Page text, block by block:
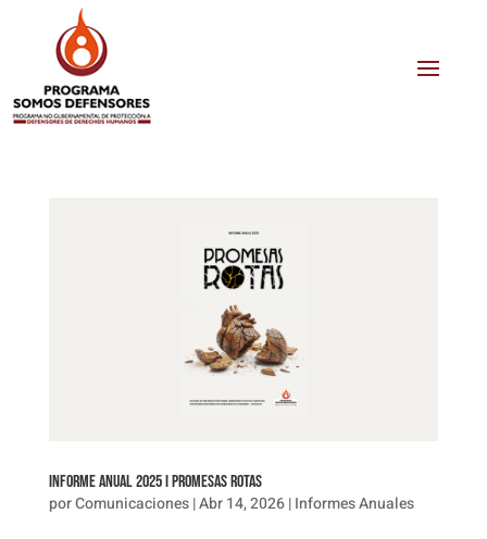
Informe anual 2025 I promesas Rotas
porComunicaciones|Abr 14, 2026|Informes Anuales